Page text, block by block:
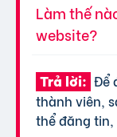
Làm thế
website?
Trả lời: Để
thành viên,
thể đăng tin,